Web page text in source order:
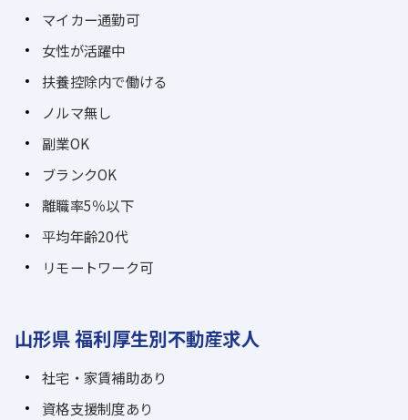
マイカー通勤可
女性が活躍中
扶養控除内で働ける
ノルマ無し
副業OK
ブランクOK
離職率5％以下
平均年齢20代
リモートワーク可
山形県 福利厚生別不動産求人
社宅・家賃補助あり
資格支援制度あり